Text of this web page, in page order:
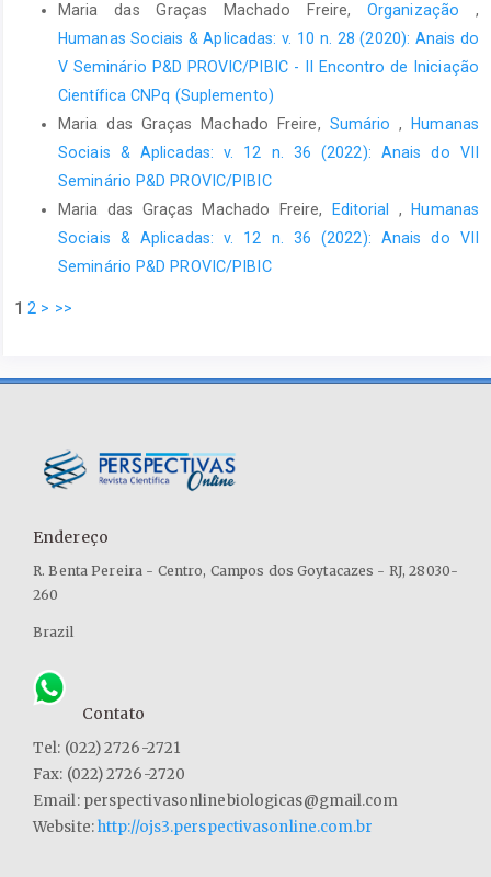
Maria das Graças Machado Freire, Organização ,
Humanas Sociais & Aplicadas: v. 10 n. 28 (2020): Anais do
V Seminário P&D PROVIC/PIBIC - II Encontro de Iniciação
Científica CNPq (Suplemento)
Maria das Graças Machado Freire, Sumário,
Humanas
Sociais & Aplicadas: v. 12 n. 36 (2022): Anais do VII
Seminário P&D PROVIC/PIBIC
Maria das Graças Machado Freire,
Editorial ,
Humanas
Sociais & Aplicadas: v. 12 n. 36 (2022): Anais do VII
Seminário P&D PROVIC/PIBIC
1 2 > >>
Endereço
R. Benta Pereira - Centro, Campos dos Goytacazes - RJ, 28030-
260
Brazil
Contato
Tel: (022) 2726-2721
Fax: (022) 2726-2720
Email: perspectivasonlinebiologicas@gmail.com
Website:http://ojs3.perspectivasonline.com.br